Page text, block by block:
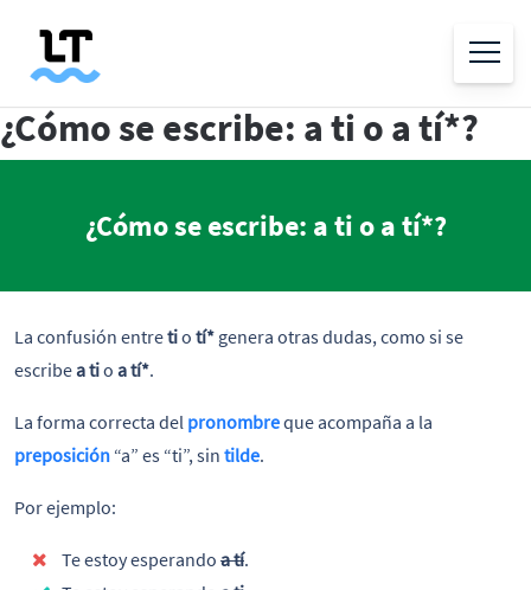
¿Cómo se escribe: a ti o a tí*?
¿Cómo se escribe: a ti o a tí*?
La confusión entretio tí* genera otras dudas, como si se
escribeatio atí*.
La forma correcta del pronombreque acompaña a la
preposición “a” es “ti”, sin tilde.
Por ejemplo:
Te estoy esperando a tí.